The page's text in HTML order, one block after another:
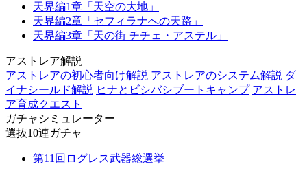
天界編1章「天空の大地」
天界編2章「セフィラナへの天路」
天界編3章「天の街 チチェ・アステル」
アストレア解説
アストレアの初心者向け解説 アストレアのシステム解説 ダ
イナシールド解説 ヒナとビシバシブートキャンプ アストレ
ア育成クエスト
ガチャシミュレーター
選抜10連ガチャ
第11回ログレス武器総選挙